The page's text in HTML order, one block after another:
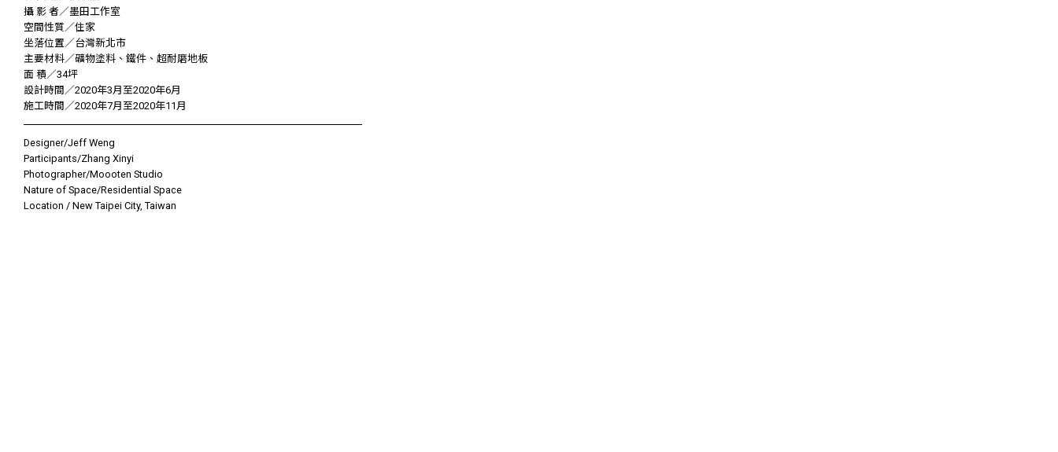
攝 影 者／墨田工作室
空間性質／住家
坐落位置／台灣新北市
主要材料／礦物塗料、鐵件、超耐磨地板
面 積／34坪
設計時間／2020年3月至2020年6月
施工時間／2020年7月至2020年11月
Designer/Jeff Weng
Participants/Zhang Xinyi
Photographer/Moooten Studio
Nature of Space/Residential Space
Location / New Taipei City, Taiwan